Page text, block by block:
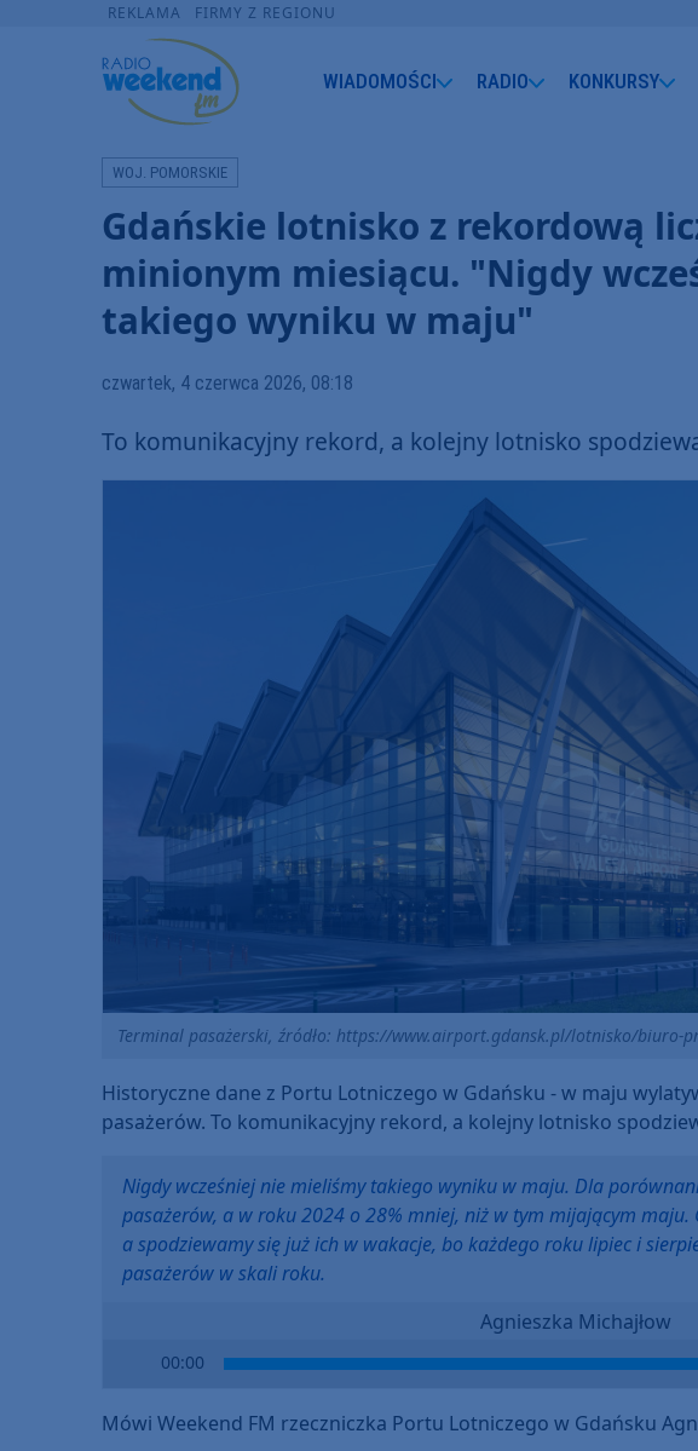
REKLAMA FIRMY Z REGIONU
WIADOMOŚCI RADIO KONKURSY
WOJ. POMORSKIE
Gdańskie lotnisko z rekordową
minionym miesiącu. "Nigdy
takiego wyniku w maju"
czwartek, 4 czerwca 2026, 08:18
To komunikacyjny rekord, a kolejny lotnisko
Terminal pasażerski, źródło: https://www.airport.gdansk.pl/lotnisko/biuro-
Historyczne dane z Portu Lotniczego w Gdańsku - w maju
pasażerów. To komunikacyjny rekord, a kolejny lotnisko
Nigdy wcześniej nie mieliśmy takiego wyniku w maju. Dla
pasażerów, a w roku 2024 o 28% mniej, niż w tym mijającym maju.
a spodziewamy się już ich w wakacje, bo każdego roku lipiec i
pasażerów w skali roku.
Agnieszka Michajłow
00:00
Mówi Weekend FM rzeczniczka Portu Lotniczego w Gdańsku